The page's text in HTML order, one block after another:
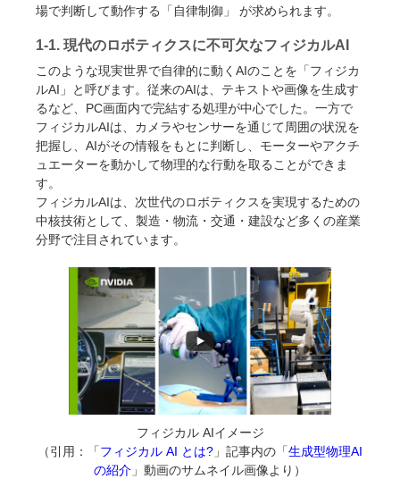
場で判断して動作する「自律制御」 が求められます。
1-1. 現代のロボティクスに不可欠なフィジカルAI
このような現実世界で自律的に動くAIのことを「フィジカ
ルAI」と呼びます。従来のAIは、テキストや画像を生成す
るなど、PC画面内で完結する処理が中心でした。一方で
フィジカルAIは、カメラやセンサーを通じて周囲の状況を
把握し、AIがその情報をもとに判断し、モーターやアクチ
ュエーターを動かして物理的な行動を取ることができま
す。
フィジカルAIは、次世代のロボティクスを実現するための
中核技術として、製造・物流・交通・建設など多くの産業
分野で注目されています。
フィジカル AIイメージ
（引用：「フィジカル AI とは? 」記事内の「生成型物理AI
の紹介 」動画のサムネイル画像より）